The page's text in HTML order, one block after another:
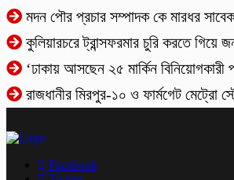
মদন পৌর প্রচার সম্পাদক কে মারধর
কুলিয়ারচরে ট্রান্সফরমার চুরি করতে গিয়ে
‘ঢাকায় আসছেন ২৫ মার্কিন বিনিয়োগকারী
রাজধানীর মিরপুর-১০ ও ফার্মগেট মেট্রো
Facebook